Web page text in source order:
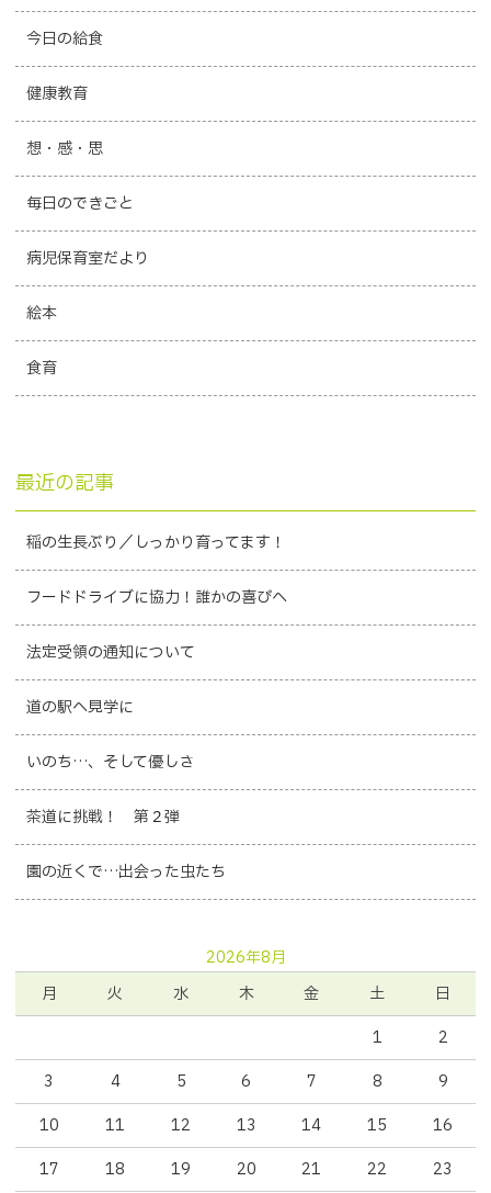
今日の給食
健康教育
想・感・思
毎日のできごと
病児保育室だより
絵本
食育
最近の記事
稲の生長ぶり／しっかり育ってます！
フードドライブに協力！誰かの喜びへ
法定受領の通知について
道の駅へ見学に
いのち…、そして優しさ
茶道に挑戦！ 第２弾
園の近くで…出会った虫たち
2026年8月
月
火 水 木 金 土
日
1
2
3
4 5 6 7 8
9
10
11 12 13 14 15
16
17
18 19 20 21 22
23